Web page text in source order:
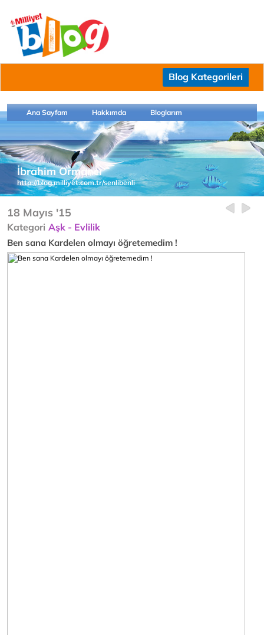
Blog Kategorileri
Ana Sayfam Hakkımda Bloglarım
İbrahim Ormancı
http://blog.milliyet.com.tr/senlibenli
18 Mayıs '15
Kategori Aşk - Evlilik
Ben sana Kardelen olmayı öğretemedim !